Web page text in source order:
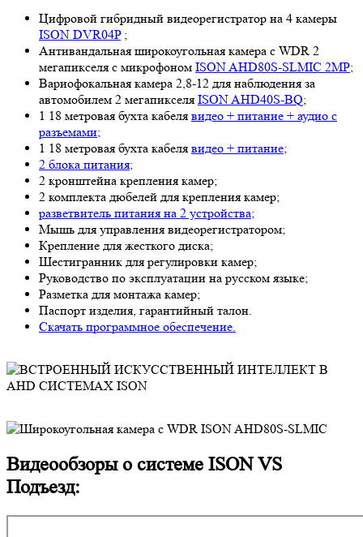
Цифровой гибридный видеорегистратор на 4 камеры
ISON DVR04P;
Антивандальная широкоугольная камера с WDR 2
мегапикселя с микрофоном ISON AHD80S-SLMIC 2MP;
Вариофокальная камера 2,8-12 для наблюдения за
автомобилем 2 мегапикселя ISON AHD40S-BQ;
1 18 метровая бухта кабеля видео + питание + аудио с
разъемами;
1 18 метровая бухта кабеля видео + питание;
2 блока питания;
2 кронштейна крепления камер;
2 комплекта дюбелей для крепления камер;
разветвитель питания на 2 устройства;
Мышь для управления видеорегистратором;
Крепление для жесткого диска;
Шестигранник для регулировки камер;
Руководство по эксплуатации на русском языке;
Разметка для монтажа камер;
Паспорт изделия, гарантийный талон.
Скачать программное обеспечение.
Видеообзоры о системе ISON VS
Подъезд: